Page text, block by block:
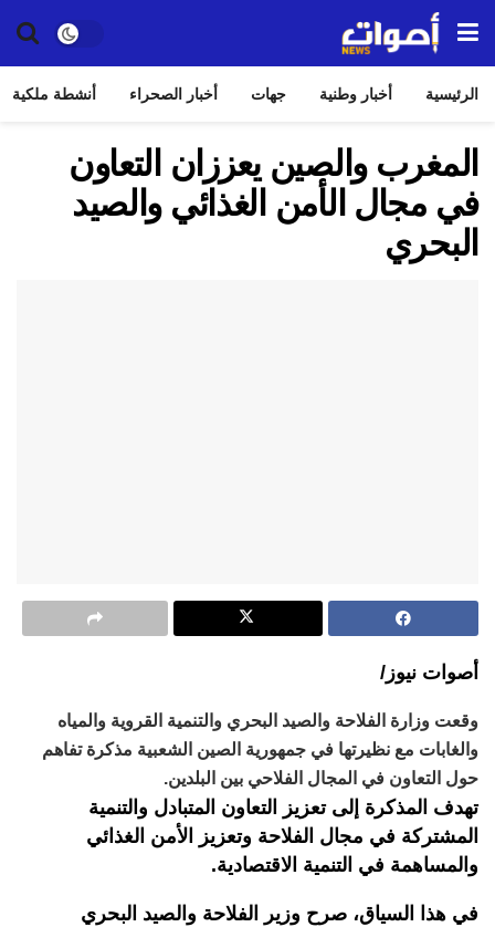
الرئيسية أخبار وطنية جهات أخبار الصحراء أنشطة ملكية
المغرب والصين يعززان التعاون
في مجال الأمن الغذائي والصيد
البحري
أصوات نيوز/
وقعت وزارة الفلاحة والصيد البحري والتنمية القروية والمياه
والغابات مع نظيرتها في جمهورية الصين الشعبية مذكرة تفاهم
حول التعاون في المجال الفلاحي بين البلدين.
تهدف المذكرة إلى تعزيز التعاون المتبادل والتنمية
المشتركة في مجال الفلاحة وتعزيز الأمن الغذائي
والمساهمة في التنمية الاقتصادية.
في هذا السياق، صرح وزير الفلاحة والصيد البحري